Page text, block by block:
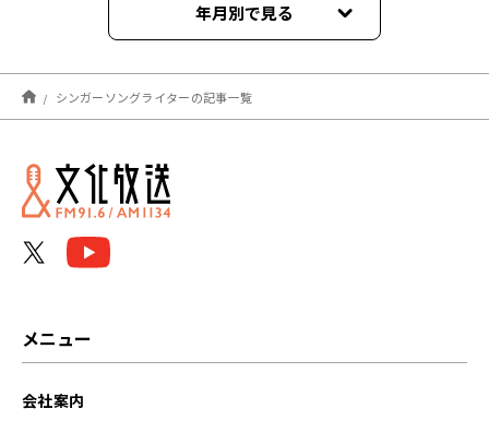
年月別で見る
2026年08月
2026年06月
2026年05月
シンガーソングライターの記事一覧
メニュー
会社案内